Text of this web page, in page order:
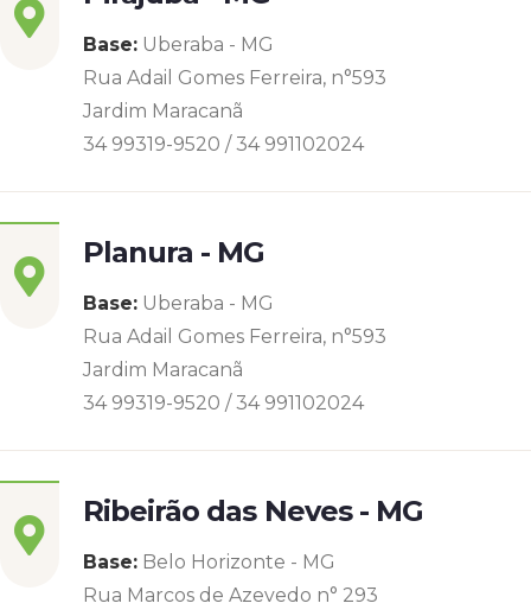
Base: Uberaba - MG
Rua Adail Gomes Ferreira, n°593
Jardim Maracanã
34 99319-9520 / 34 991102024
Planura - MG
Base: Uberaba - MG
Rua Adail Gomes Ferreira, n°593
Jardim Maracanã
34 99319-9520 / 34 991102024
Ribeirão das Neves - MG
Base: Belo Horizonte - MG
Rua Marcos de Azevedo n° 293